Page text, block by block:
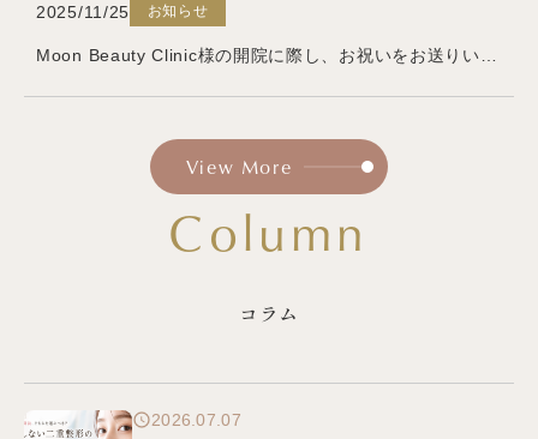
2025/11/25 お知らせ
View More
Column
コラム
2026.07.07